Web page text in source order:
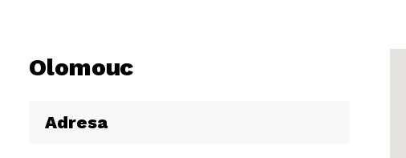
Olomouc
Adresa